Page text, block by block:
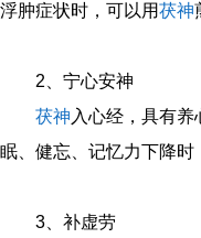
浮肿症状时，可以用茯神
2、宁心安神
茯神 入心经，具有
眠、健忘、记忆力下降
3、补虚劳